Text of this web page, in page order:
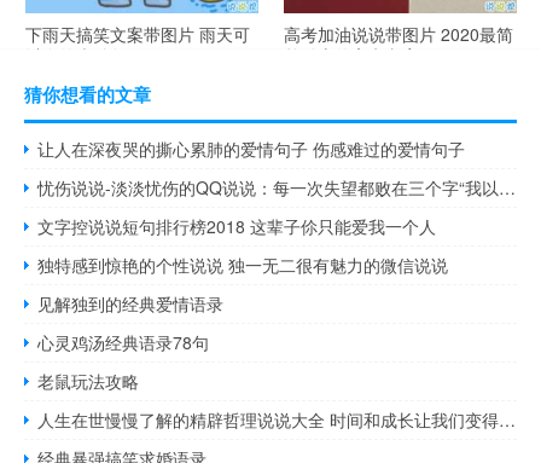
下雨天搞笑文案带图片 雨天可
以发的幽默句子
高考加油说说带图片 2020最简
单励志的高考文案
猜你想看的文章
让人在深夜哭的撕心累肺的爱情句子 伤感难过的爱情句子
忧伤说说-淡淡忧伤的QQ说说：每一次失望都败在三个字“我以为”
文字控说说短句排行榜2018 这辈子伱只能爱我一个人
独特感到惊艳的个性说说 独一无二很有魅力的微信说说
见解独到的经典爱情语录
心灵鸡汤经典语录78句
老鼠玩法攻略
人生在世慢慢了解的精辟哲理说说大全 时间和成长让我们变得成熟的经典说说